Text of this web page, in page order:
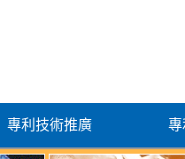
專利技術推廣 專